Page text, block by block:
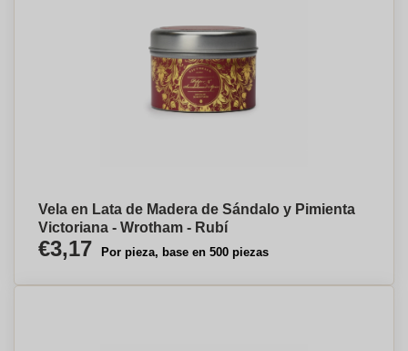
Vela en Lata de Madera de Sándalo y Pimienta
Victoriana - Wrotham - Rubí
€3,17 Por pieza, base en 500 piezas